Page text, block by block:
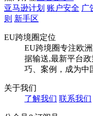
亚马逊计划 账户安全 广
则 新手区
EU跨境圈定位
EU跨境圈专注欧
据输送,最新平台
巧、案例，成为中
关于我们
了解我们 联系我们